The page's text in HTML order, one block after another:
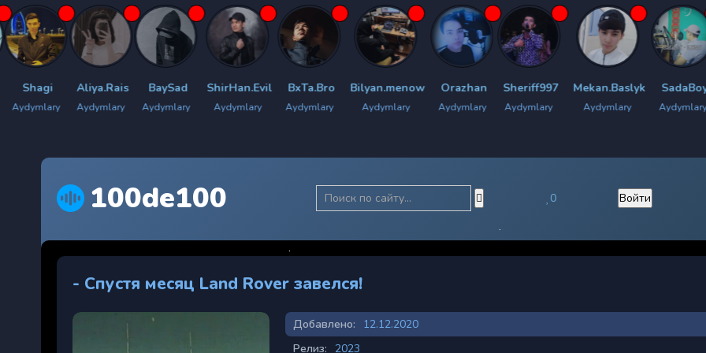
Aliya.Rais
Aydymlary
BaySad
Aydymlary
ShirHan.Evil
Aydymlary
BxTa.Bro
Aydymlary
Bilyan.menow
Aydymlary
Orazhan
Aydymlary
Sheriff997
Aydymlary
Mekan.Baslyk
Aydymlary
SadaBoy
Aydymlary
100de100 0 Войти
- Спустя месяц Land Rover завелся!
Добавлено:
12.12.2020
Релиз:
2023